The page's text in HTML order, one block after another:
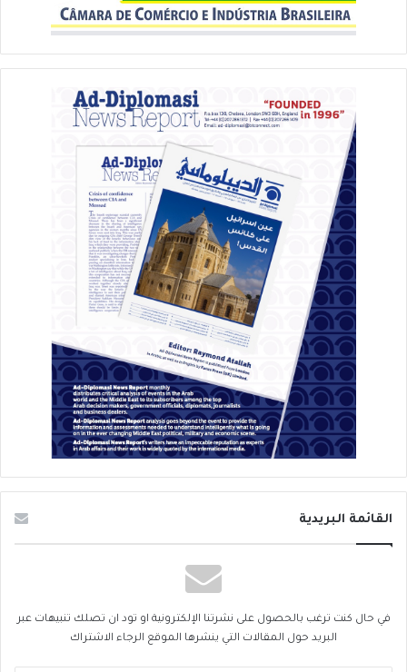
القائمة البريدية
في حال كنت ترغب بالحصول على نشرتنا الإلكترونية او تود ان تصلك تنبيهات عبر
البريد حول المقالات التي ينشرها الموقع الرجاء الاشتراك